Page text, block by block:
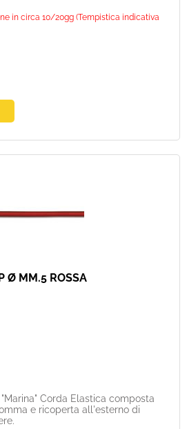
in circa 10/20gg (Tempistica indicativa
Ø MM.5 ROSSA
Corda Elastica composta
e ricoperta all'esterno di